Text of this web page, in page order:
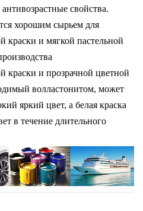
свойства.
хорошим сырьем для
краски и мягкой пастельной
краски и прозрачной цветной
волластонитом, может
яркий цвет, а белая краска
в течение длительного